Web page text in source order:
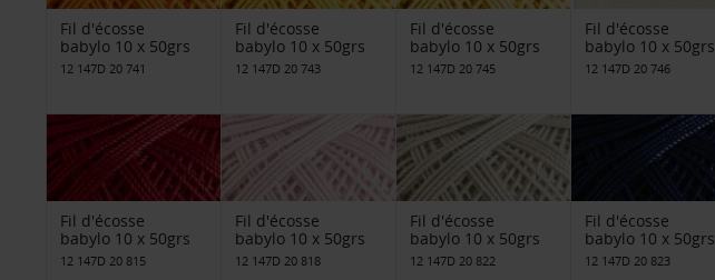
Fil d'écosse
babylo 10 x 50grs
12 147D 20 741
Fil d'écosse
babylo 10 x 50grs
12 147D 20 743
Fil d'écosse
babylo 10 x 50grs
12 147D 20 745
Fil d'écosse
babylo 10 x 50grs
12 147D 20 746
Fil d'écosse
babylo 10 x 50grs
12 147D 20 815
Fil d'écosse
babylo 10 x 50grs
12 147D 20 818
Fil d'écosse
babylo 10 x 50grs
12 147D 20 822
Fil d'écosse
babylo 10 x 50grs
12 147D 20 823